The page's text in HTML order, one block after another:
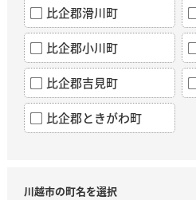
比企郡滑川町
比企郡小川町
比企郡吉見町
比企郡ときがわ町
川越市の町名を選択